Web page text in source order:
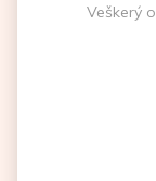
Veškerý